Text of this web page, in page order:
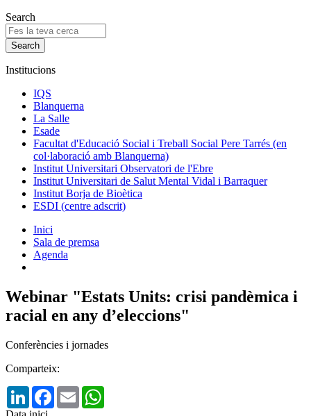
Search
Institucions
IQS
Blanquerna
La Salle
Esade
Facultat d'Educació Social i Treball Social Pere Tarrés (en
col·laboració amb Blanquerna)
Institut Universitari Observatori de l'Ebre
Institut Universitari de Salut Mental Vidal i Barraquer
Institut Borja de Bioètica
ESDI (centre adscrit)
Inici
Sala de premsa
Agenda
Webinar "Estats Units: crisi pandèmica i
racial en any d’eleccions"
Conferències i jornades
Comparteix:
LinkedInFacebook
Email